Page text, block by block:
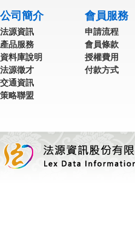
公司簡介
法源資訊
產品服務
資料庫說明
法源徵才
交通資訊
策略聯盟
會員服務
申請流程
會員條款
授權費用
付款方式